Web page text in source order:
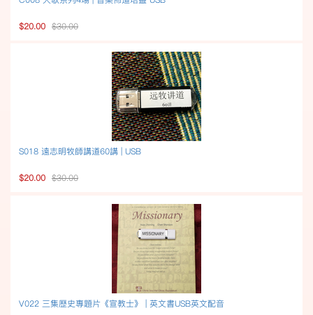
$20.00 $30.00
S018 遠志明牧師講道60講 | USB
$20.00 $30.00
V022 三集歷史專題片《宣教士》 | 英文書USB英文配音